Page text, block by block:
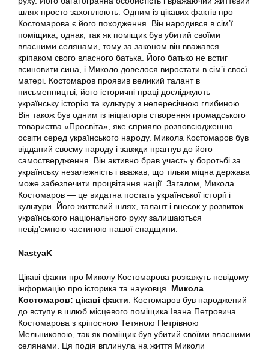
шлях просто захоплюють. Одним із цікавих фактів про
Костомарова є його походження. Він народився в сім’ї
поміщика, однак, так як поміщик був убитий своїми
власними селянами, тому за законом він вважався
кріпаком свого власного батька. Його батько не встиг
всиновити сина, і Миколо довелося виростати в сім’ї своєї
матері. Костомаров проявив великий талант в
письменництві, його історичні праці досліджують
українську історію та культуру з непересічною глибиною.
Він також був одним із ініціаторів створення громадського
товариства «Просвіта», яке сприяло розповсюдженню
освіти серед українського народу. Микола Костомаров був
відданий своєму народу і завжди прагнув до його
самоствердження. Він активно брав участь у боротьбі за
українську незалежність і вважав, що тільки міцна держава
може забезпечити процвітання нації. Загалом, Микола
Костомаров — це видатна постать української історії і
культури. Його життєвий шлях, талант і внесок у розвиток
українського національного руху залишаються
невід’ємною частиною нашої спадщини.
NastyaK
Цікаві факти про Миколу Костомарова розкажуть невідому
інформацію про історика та науковця. Микола
Костомаров: цікаві факти . Костомаров був народжений
до вступу в шлюб місцевого поміщика Івана Петровича
Костомарова з кріпосною Тетяною Петрівною
Мельниковою, так як поміщик був убитий своїми власними
селянами. Ця подія вплинула на життя Миколи